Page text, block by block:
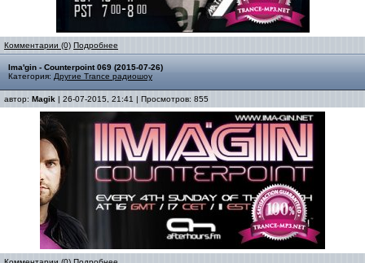
Комментарии (0) Подробнее
Ima'gin - Counterpoint 069 (2015-07-26)
Категория: Другие Trance радиошоу
автор: Magik | 26-07-2015, 21:41 | Просмотров: 855